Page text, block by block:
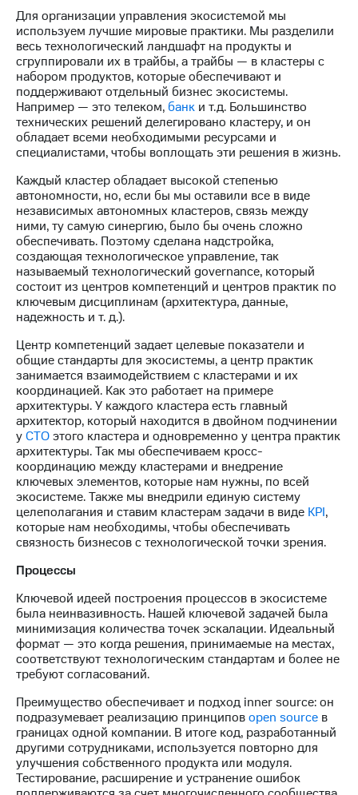
Описание
Программа
приобретения
Порядок
выкупа
акций
Дивиденды
Рынок
облигаций
Описание
Еврооблигации-2023
Уведомление
о
погашении
именных
облигаций
Другое
Регистратор
Реквизиты
Контакты
развитие
деловая этика
На главную
Для организации управления экосистемой мы
используем лучшие мировые практики. Мы разделили
весь технологический ландшафт на продукты и
сгруппировали их в трайбы, а трайбы — в кластеры с
набором продуктов, которые обеспечивают и
поддерживают отдельный бизнес экосистемы.
Например — это телеком, банк и т.д. Большинство
технических решений делегировано кластеру, и он
обладает всеми необходимыми ресурсами и
специалистами, чтобы воплощать эти решения в жизнь.
Каждый кластер обладает высокой степенью
автономности, но, если бы мы оставили все в виде
независимых автономных кластеров, связь между
ними, ту самую синергию, было бы очень сложно
обеспечивать. Поэтому сделана надстройка,
создающая технологическое управление, так
называемый технологический governance, который
состоит из центров компетенций и центров практик по
ключевым дисциплинам (архитектура, данные,
надежность и т. д.).
Центр компетенций задает целевые показатели и
общие стандарты для экосистемы, а центр практик
занимается взаимодействием с кластерами и их
координацией. Как это работает на примере
архитектуры. У каждого кластера есть главный
архитектор, который находится в двойном подчинении
уCTOэтого кластера и одновременно у центра практик
архитектуры. Так мы обеспечиваем кросс-
координацию между кластерами и внедрение
ключевых элементов, которые нам нужны, по всей
экосистеме. Также мы внедрили единую систему
целеполагания и ставим кластерам задачи в виде KPI,
которые нам необходимы, чтобы обеспечивать
связность бизнесов с технологической точки зрения.
Процессы
Ключевой идеей построения процессов в экосистеме
была неинвазивность. Нашей ключевой задачей была
минимизация количества точек эскалации. Идеальный
формат — это когда решения, принимаемые на местах,
соответствуют технологическим стандартам и более не
требуют согласований.
Преимущество обеспечивает и подход inner source: он
подразумевает реализацию принциповopen source в
границах одной компании. В итоге код, разработанный
другими сотрудниками, используется повторно для
улучшения собственного продукта или модуля.
Тестирование, расширение и устранение ошибок